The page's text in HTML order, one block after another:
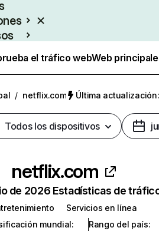
el tráfico webWeb
/ netflix.com Última
Todos los dispositivos
netflix.com
de 2026 Estadísticas de
Servicios en línea
mundial:
Rango del país: